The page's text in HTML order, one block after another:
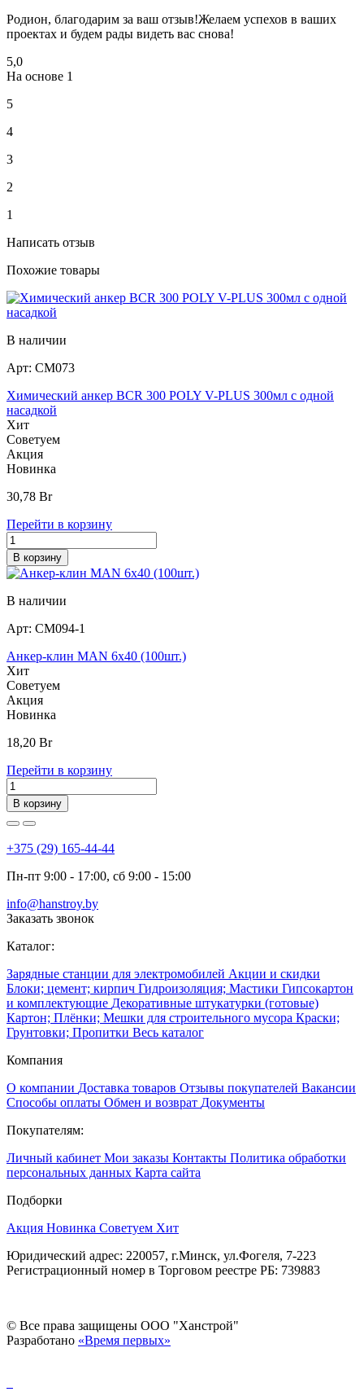
Родион, благодарим за ваш отзыв!Желаем успехов в ваших
проектах и будем рады видеть вас снова!
5,0
На основе 1
5
4
3
2
1
Написать отзыв
Похожие товары
В наличии
Арт: СМ073
Химический анкер BCR 300 POLY V-PLUS 300мл с одной
насадкой
Хит
Советуем
Акция
Новинка
30,78 Br
Перейти в корзину
В корзину
В наличии
Арт: СМ094-1
Анкер-клин MAN 6х40 (100шт.)
Хит
Советуем
Акция
Новинка
18,20 Br
Перейти в корзину
В корзину
+375 (29) 165-44-44
Пн-пт 9:00 - 17:00, сб 9:00 - 15:00
info@hanstroy.by
Заказать звонок
Каталог:
Зарядные станции для электромобилей Акции и скидки
Блоки; цемент; кирпич Гидроизоляция; Мастики Гипсокартон
и комплектующие Декоративные штукатурки (готовые)
Картон; Плёнки; Мешки для строительного мусора Краски;
Грунтовки; Пропитки Весь каталог
Компания
О компании Доставка товаров Отзывы покупателей Вакансии
Способы оплаты Обмен и возврат Документы
Покупателям:
Личный кабинет Мои заказы Контакты Политика обработки
персональных данных Карта сайта
Подборки
Акция Новинка Советуем Хит
Юридический адрес: 220057, г.Минск, ул.Фогеля, 7-223
Регистрационный номер в Торговом реестре РБ: 739883
© Все права защищены ООО "Ханстрой"
Разработано «Время первых»